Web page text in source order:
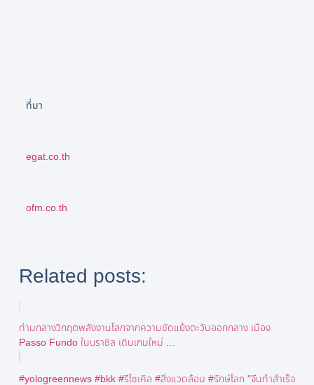
ที่มา
egat.co.th
ofm.co.th
Related posts:
ท่ามกลางวิกฤตพลังงานโลกจากความขัดแย้งตะวันออกกลาง เมือง
Passo Fundo ในบราซิล เดินเกมใหม่ ...
#yologreennews #bkk #รีไซเคิล #สิ่งแวดล้อม #รักษ์โลก "จีนทำสำเร็จ